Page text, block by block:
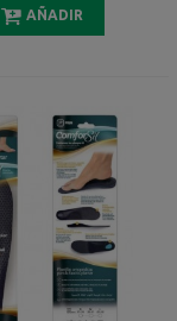
AÑADIR